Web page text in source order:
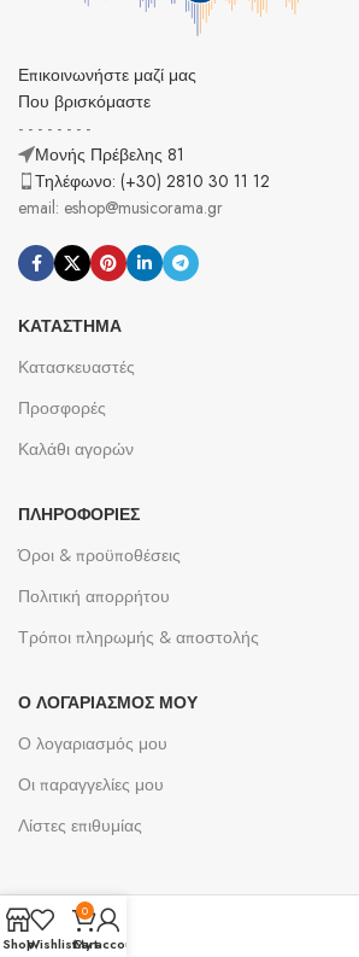
Επικοινωνήστε μαζί μας
Που βρισκόμαστε
- - - - - - - -
Μονής Πρέβελης 81
Τηλέφωνο: (+30) 2810 30 11 12
email: eshop@musicorama.gr
ΚΑΤΆΣΤΗΜΑ
Κατασκευαστές
Προσφορές
Καλάθι αγορών
ΠΛΗΡΟΦΟΡΊΕΣ
Όροι & προϋποθέσεις
Πολιτική απορρήτου
Τρόποι πληρωμής & αποστολής
Ο ΛΟΓΑΡΙΑΣΜΌΣ ΜΟΥ
Ο λογαριασμός μου
Οι παραγγελίες μου
Λίστες επιθυμίας
ShopWishlist
0
Cart
My account